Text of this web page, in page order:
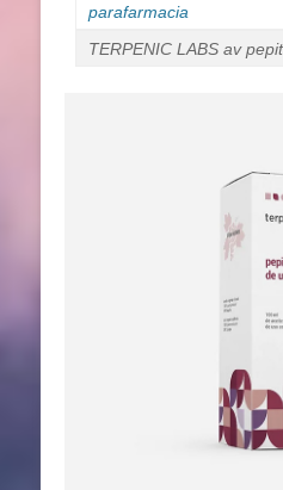
parafarmacia
TERPENIC LABS av